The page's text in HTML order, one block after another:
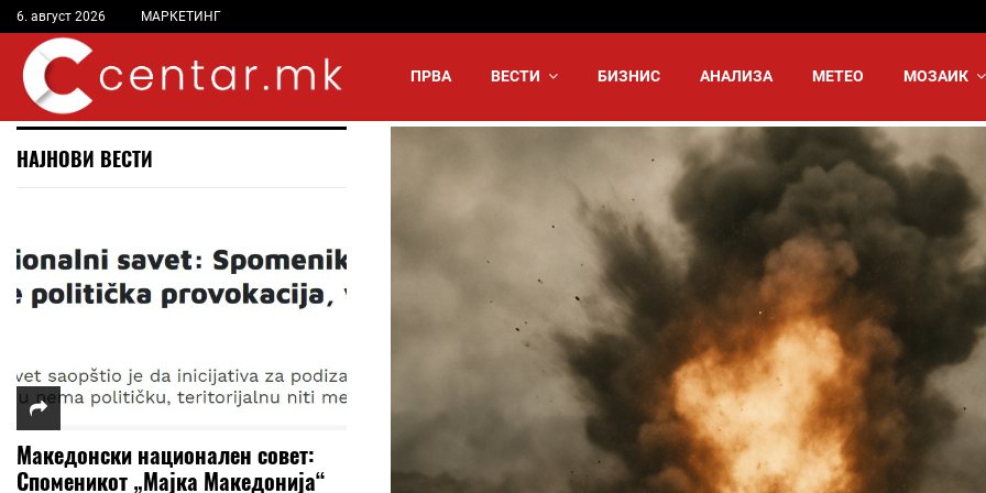
6. август 2026 МАРКЕТИНГ
ПРВА ВЕСТИ БИЗНИС АНАЛИЗА МЕТЕО МОЗАИК
НАЈНОВИ ВЕСТИ
Македонски национален совет:
Споменикот „Мајка Македонија“